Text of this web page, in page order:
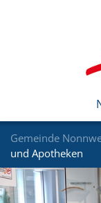
Gemeinde
und Apotheken